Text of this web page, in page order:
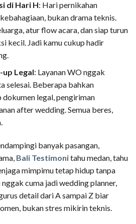
di Hari H: Hari pernikahan
bukan drama teknis.
atur flow acara, dan siap turun
kecil. Jadi kamu cukup hadir
Legal: Layanan WO nggak
selesai. Beberapa bahkan
legal, pengiriman
after wedding. Semua beres,
banyak pasangan,
Bali Testimonitahu medan, tahu
mimpimu tetap hidup tanpa
cuma jadi wedding planner,
detail dari A sampai Z biar
bukan stres mikirin teknis.